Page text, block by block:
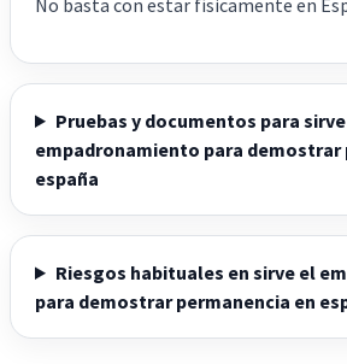
No basta con estar físicamente en
Pruebas y documentos para
empadronamiento para demostrar
españa
Riesgos habituales en sirve el
para demostrar permanencia en